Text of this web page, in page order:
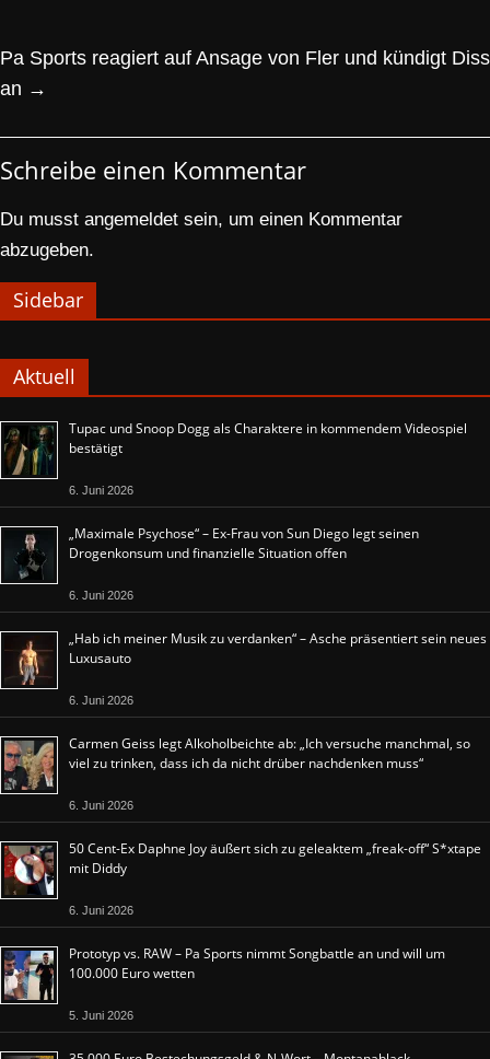
Pa Sports reagiert auf Ansage von Fler und kündigt Diss
an →
Schreibe einen Kommentar
Du musst angemeldet sein, um einen Kommentar
abzugeben.
Sidebar
Aktuell
Tupac und Snoop Dogg als Charaktere in kommendem Videospiel
bestätigt
6. Juni 2026
„Maximale Psychose“ – Ex-Frau von Sun Diego legt seinen
Drogenkonsum und finanzielle Situation offen
6. Juni 2026
„Hab ich meiner Musik zu verdanken“ – Asche präsentiert sein neues
Luxusauto
6. Juni 2026
Carmen Geiss legt Alkoholbeichte ab: „Ich versuche manchmal, so
viel zu trinken, dass ich da nicht drüber nachdenken muss“
6. Juni 2026
50 Cent-Ex Daphne Joy äußert sich zu geleaktem „freak-off“ S*xtape
mit Diddy
6. Juni 2026
Prototyp vs. RAW – Pa Sports nimmt Songbattle an und will um
100.000 Euro wetten
5. Juni 2026